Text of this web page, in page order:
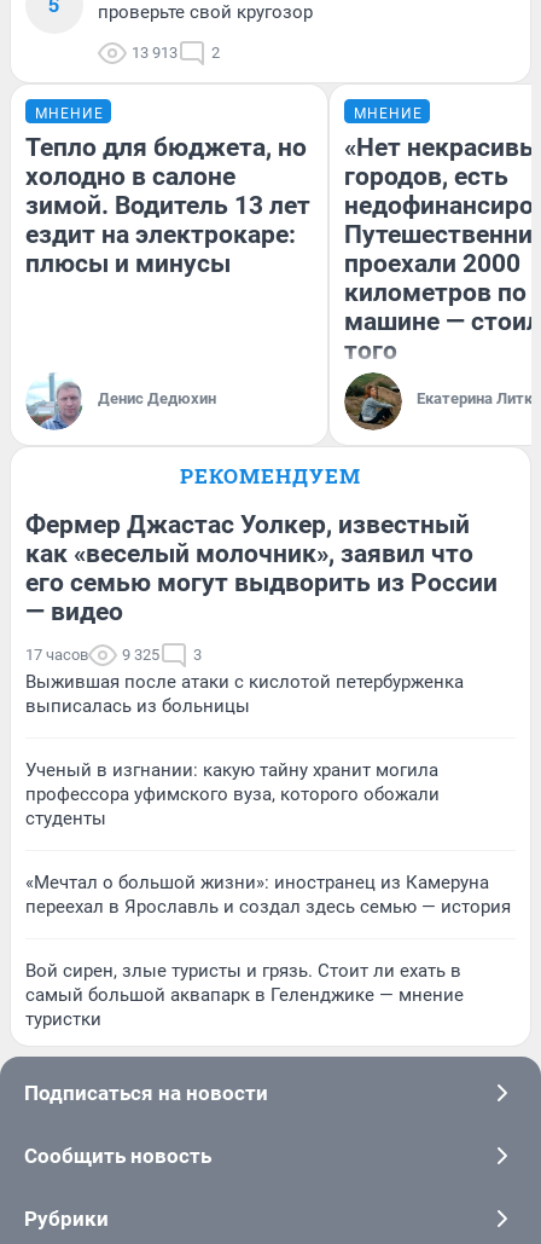
проверьте свой кругозор
13 913 2
МНЕНИЕ
Тепло для бюджета, но
холодно в салоне
зимой. Водитель 13 лет
ездит на электрокаре:
плюсы и минусы
Денис Дедюхин
МНЕНИЕ
«Нет
городов, есть
проехали 2000
километров по
машине —
того
Екатерина
РЕКОМЕНДУЕМ
Фермер Джастас Уолкер, известный
как «веселый молочник», заявил что
его семью могут выдворить из России
— видео
17 часов 9 325 3
Выжившая после атаки с кислотой петербурженка
выписалась из больницы
Ученый в изгнании: какую тайну хранит могила
профессора уфимского вуза, которого обожали
студенты
«Мечтал о большой жизни»: иностранец из Камеруна
переехал в Ярославль и создал здесь семью — история
Вой сирен, злые туристы и грязь. Стоит ли ехать в
самый большой аквапарк в Геленджике — мнение
туристки
Подписаться на новости
Сообщить новость
Рубрики